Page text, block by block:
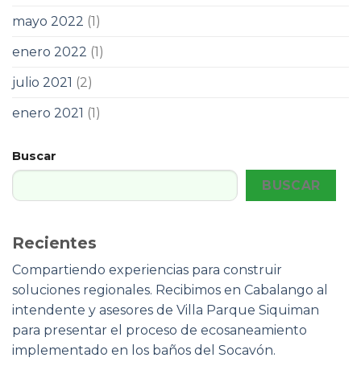
mayo 2022 (1)
enero 2022 (1)
julio 2021 (2)
enero 2021 (1)
Buscar
BUSCAR
Recientes
Compartiendo experiencias para construir
soluciones regionales. Recibimos en Cabalango al
intendente y asesores de Villa Parque Siquiman
para presentar el proceso de ecosaneamiento
implementado en los baños del Socavón.